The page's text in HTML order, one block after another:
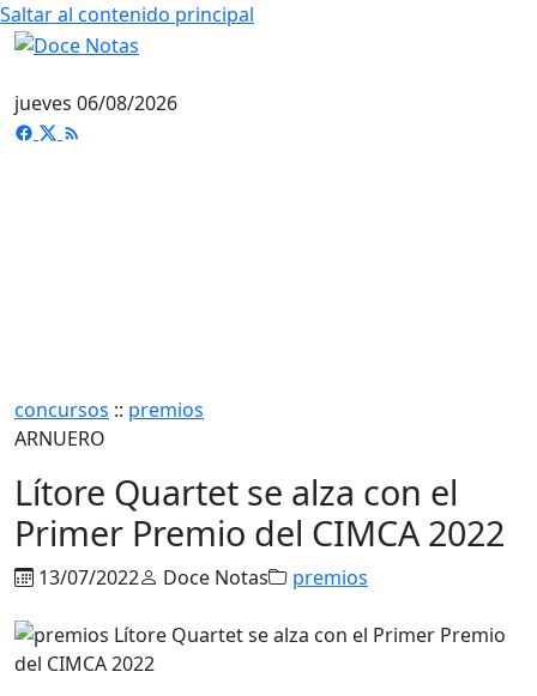
Saltar al contenido principal
jueves 06/08/2026
concursos :: premios
ARNUERO
Lítore Quartet se alza con el
Primer Premio del CIMCA 2022
13/07/2022 Doce Notas premios